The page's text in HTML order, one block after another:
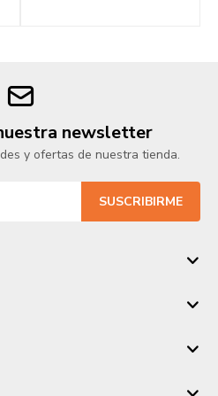
newsletter
y ofertas de nuestra tienda.
SUSCRIBIRME